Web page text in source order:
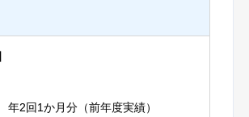
2回1か月分（前年度実績）